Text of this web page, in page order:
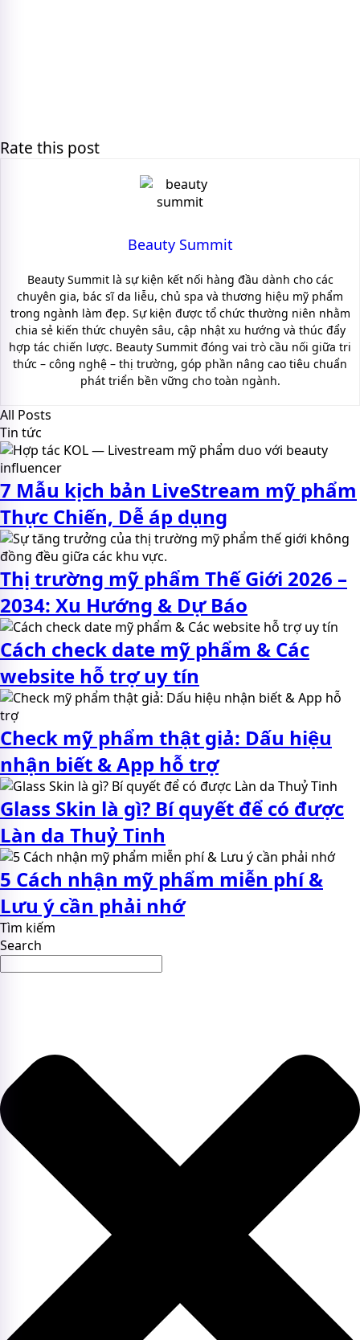
Rate this post
Beauty Summit
Beauty Summit là sự kiện kết nối hàng đầu dành cho các
chuyên gia, bác sĩ da liễu, chủ spa và thương hiệu mỹ phẩm
trong ngành làm đẹp. Sự kiện được tổ chức thường niên nhằm
chia sẻ kiến thức chuyên sâu, cập nhật xu hướng và thúc đẩy
hợp tác chiến lược. Beauty Summit đóng vai trò cầu nối giữa tri
thức – công nghệ – thị trường, góp phần nâng cao tiêu chuẩn
phát triển bền vững cho toàn ngành.
All Posts
Tin tức
7 Mẫu kịch bản LiveStream mỹ phẩm
Thực Chiến, Dễ áp dụng
Thị trường mỹ phẩm Thế Giới 2026 –
2034: Xu Hướng & Dự Báo
Cách check date mỹ phẩm & Các
website hỗ trợ uy tín
Check mỹ phẩm thật giả: Dấu hiệu
nhận biết & App hỗ trợ
Glass Skin là gì? Bí quyết để có được
Làn da Thuỷ Tinh
5 Cách nhận mỹ phẩm miễn phí &
Lưu ý cần phải nhớ
Tìm kiếm
Search